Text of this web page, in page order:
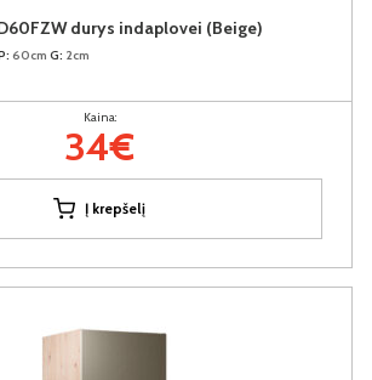
D60FZW durys indaplovei (Beige)
60cm G: 2cm
Kaina:
34€
Į krepšelį